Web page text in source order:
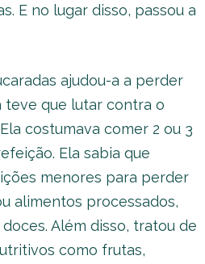
E no lugar disso, passou a
ajudou-a a perder
teve que lutar contra o
costumava comer 2 ou 3
Ela sabia que
menores para perder
alimentos processados,
Além disso, tratou de
como frutas,